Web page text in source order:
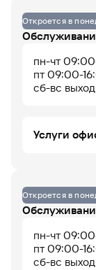
До 14% годовых
накопительному
07 08 09
Откроется в
пн-чт
пт 09:00-
сб-вс
Услуги
Ипотечное
оформления
Операции с
Программа
ПИФ
Откроется в
пн-чт
пт 09:00-
сб-вс